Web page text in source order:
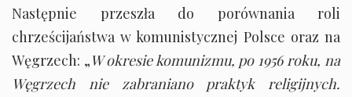
Następnie przeszła do porównania roli
chrześcijaństwa w komunistycznej Polsce oraz na
Węgrzech: „W okresie komunizmu, po 1956 roku, na
Węgrzech nie zabraniano praktyk religijnych.